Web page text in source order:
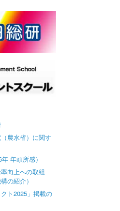
農水省）に関す
年頭所感）
向上への取組
の紹介）
ト2025」掲載の